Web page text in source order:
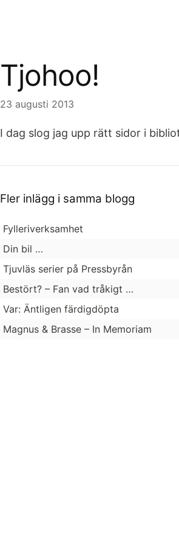
Tjohoo!
23 augusti 2013
I dag slog jag upp rätt sidor i
Fler inlägg i samma blogg
Fylleriverksamhet
Din bil …
Tjuvläs serier på Pressbyrån
Bestört? – Fan vad tråkigt …
Var: Äntligen färdigdöpta
Magnus & Brasse – In Memoriam